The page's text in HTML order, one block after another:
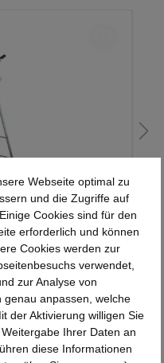
Details
Webseite optimal zu
und die Zugriffe auf
Cookies sind für den
erforderlich und können
Cookies werden zur
verwendet,
zur Analyse von
genau anpassen, welche
der Aktivierung willigen Sie
Ihrer Daten an
diese Informationen